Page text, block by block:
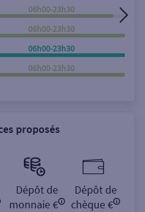
06h00-23h30
06h00-23h30
06h00-23h30
06h00-23h30
proposés
Dépôt de
monnaie €
Dépôt de
chèque €